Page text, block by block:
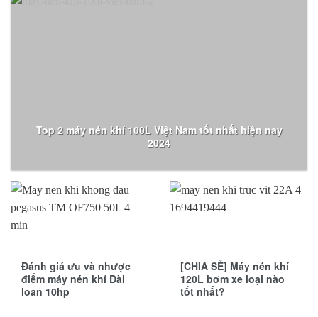
Top 2 máy nén khí 100L Việt Nam tốt nhất hiện nay
2024
Đánh giá ưu và nhược
điểm máy nén khí Đài
loan 10hp
[CHIA SẺ] Máy nén khí
120L bơm xe loại nào
tốt nhất?